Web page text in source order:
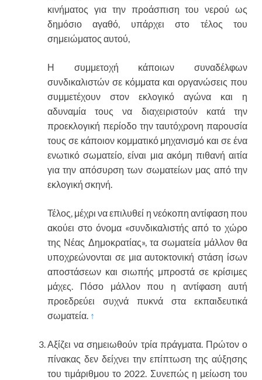
κινήματος για την προάσπιση του νερού ως
δημόσιο αγαθό, υπάρχει στο τέλος του
σημειώματος αυτού,
Η συμμετοχή κάποιων συναδέλφων
συνδικαλιστών σε κόμματα και οργανώσεις που
συμμετέχουν στον εκλογικό αγώνα και η
αδυναμία τους να διαχειριστούν κατά την
προεκλογική περίοδο την ταυτόχρονη παρουσία
τους σε κάποιον κομματικό μηχανισμό και σε ένα
ενωτικό σωματείο, είναι μια ακόμη πιθανή αιτία
για την απόσυρση των σωματείων μας από την
εκλογική σκηνή.
Τέλος, μέχρι να επιλυθεί η νεόκοπη αντίφαση που
ακούει στο όνομα «συνδικαλιστής από το χώρο
της Νέας Δημοκρατίας», τα σωματεία μάλλον θα
υποχρεώνονται σε μια αυτοκτονική στάση ίσων
αποστάσεων και σιωπής μπροστά σε κρίσιμες
μάχες. Πόσο μάλλον που η αντίφαση αυτή
προεδρεύει συχνά πυκνά στα εκπαιδευτικά
σωματεία. ↑
Αξίζει να σημειωθούν τρία πράγματα. Πρώτον ο
πίνακας δεν δείχνει την επίπτωση της αύξησης
του τιμάριθμου το 2022. Συνεπώς η μείωση του